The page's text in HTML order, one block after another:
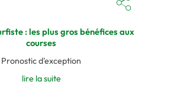
: les plus gros bénéfices aux
courses
Pronostic d'exception
lire la suite